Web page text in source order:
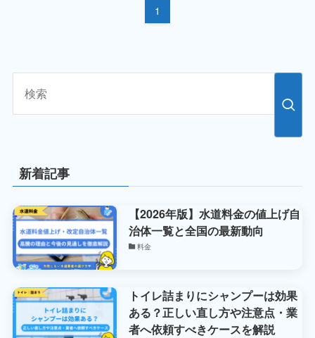
1
新着記事
【2026年版】水道料金の値上げ自
治体一覧と全国の最新動向
料金
トイレ詰まりにシャンプーは効果
ある？正しい直し方や注意点・業
者へ依頼すべきケースを解説